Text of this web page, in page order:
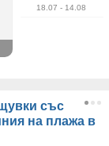
18.07 - 14.08
със
на плажа в